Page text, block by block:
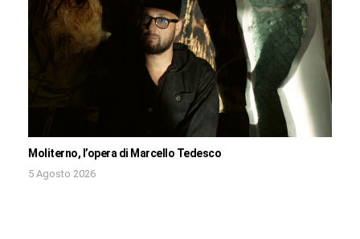
Moliterno, l’opera di Marcello Tedesco
5 Agosto 2026